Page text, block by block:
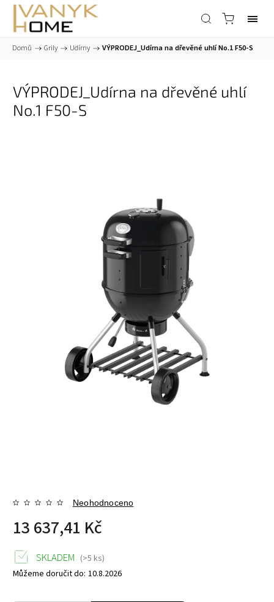
Domů / Grily / Udírny / VÝPRODEJ_Udírna na dřevěné uhlí No.1 F50-S
VÝPRODEJ_Udírna na dřevěné uhlí
No.1 F50-S
Neohodnoceno
13 637,41 Kč
SKLADEM (>5 ks)
Můžeme doručit do: 10.8.2026